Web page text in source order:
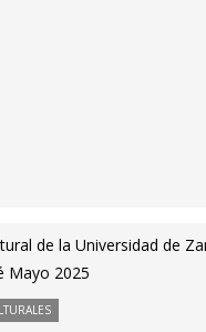
de la Universidad de
Mayo 2025